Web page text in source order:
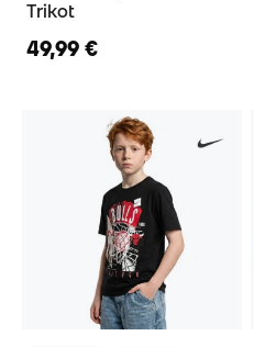
Trikot
49,99 €